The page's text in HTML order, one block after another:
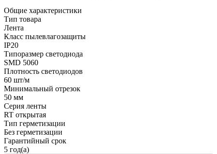
Общие характеристики
Тип товара
Лента
Класс пылевлагозащиты
IP20
Типоразмер светодиода
SMD 5060
Плотность светодиодов
60 шт/м
Минимальный отрезок
50 мм
Серия ленты
RT открытая
Тип герметизации
Без герметизации
Гарантийный срок
5 год(а)